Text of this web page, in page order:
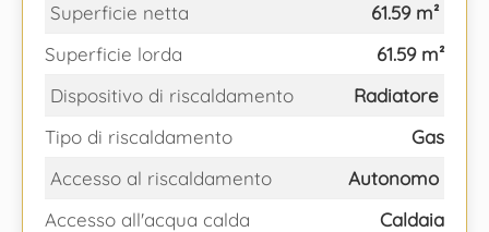
Superficie netta
61.59 m²
Superficie lorda
61.59 m²
Dispositivo di riscaldamento
Radiatore
Tipo di riscaldamento
Gas
Accesso al riscaldamento
Autonomo
Accesso all'acqua calda
Caldaia